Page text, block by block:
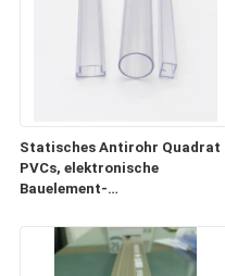
Statisches Antirohr Quadrat
PVCs, elektronische
Bauelement-